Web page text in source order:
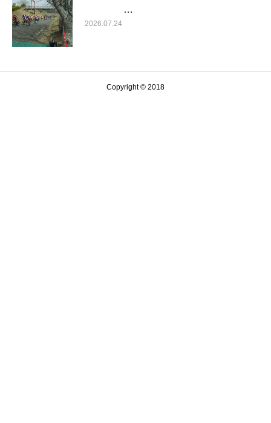
…
2026.07.24
Copyright © 2018